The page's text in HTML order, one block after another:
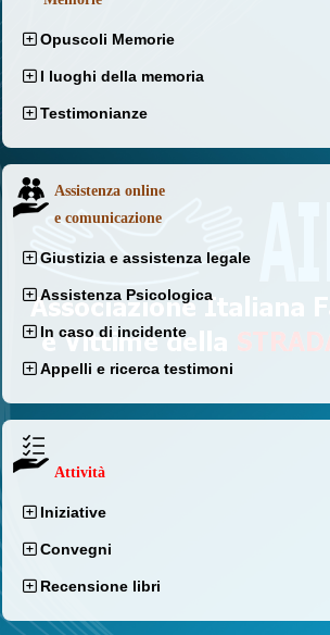
Opuscoli Memorie
I luoghi della memoria
Testimonianze
Assistenza online
e comunicazione
Giustizia e assistenza legale
Assistenza Psicologica
In caso di incidente
Appelli e ricerca testimoni
Attività
Iniziative
Convegni
Recensione libri